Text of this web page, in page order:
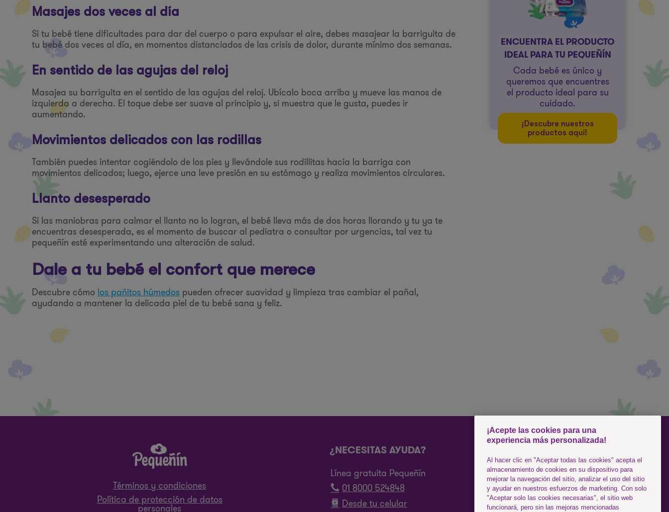
Masajes dos veces al día
Si tu bebé tiene dificultades para dar del cuerpo o para expulsar el aire, debes masajear la barriguita de
tu bebé dos veces al día, en momentos distanciados de las crisis de dolor, durante mínimo dos semanas.
En sentido de las agujas del reloj
Masajea su barriguita en el sentido de las agujas del reloj. Ubícalo boca arriba y mueve las manos de
izquierda a derecha. El toque debe ser suave al principio y, si muestra que le gusta, puedes ir
aumentando.
Movimientos delicados con las rodillas
También puedes intentar cogiéndolo de los pies y llevándole sus rodillitas hacia la barriga con
movimientos delicados; luego, ejerce una leve presión en su estómago y realiza movimientos circulares.
Llanto desesperado
Si las maniobras para calmar el llanto no lo logran, el bebé lleva más de dos horas llorando y tu ya te
encuentras desesperada, es el momento de buscar al pediatra o consultar por urgencias, tal vez tu
pequeñín esté experimentando una alteración de salud.
Dale a tu bebé el confort que merece
Descubre cómo los pañitos húmedos pueden ofrecer suavidad y limpieza tras cambiar el pañal,
ayudando a mantener la delicada piel de tu bebé sana y feliz.
ENCUENTRA EL PRODUCTO
IDEAL PARA TU PEQUEÑÍN
Cada bebé es único y
queremos que encuentres
el producto ideal para su
cuidado.
¡Descubre nuestros
productos aquí!
Términos y condiciones
Política de protección de datos
personales
¿NECESITAS AYUDA?
Línea gratuita Pequeñín
01 8000 524848
Desde tu celular
Facebook
Instagram
¡Acepte las cookies para una
experiencia más personalizada!
Al hacer clic en "Aceptar todas las cookies" acepta el
almacenamiento de cookies en su dispositivo para
mejorar la navegación del sitio, analizar el uso del sitio
y ayudar en nuestros esfuerzos de marketing. Con solo
"Aceptar solo las cookies necesarias", el sitio web
funcionará, pero sin las mejoras mencionadas